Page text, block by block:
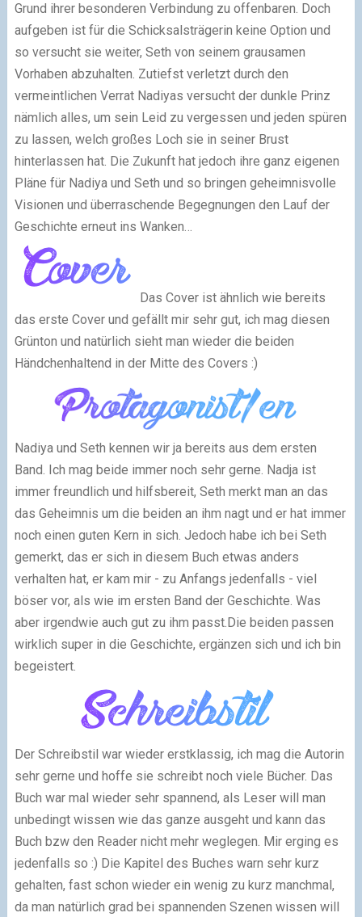
Grund ihrer besonderen Verbindung zu offenbaren. Doch
aufgeben ist für die Schicksalsträgerin keine Option und
so versucht sie weiter, Seth von seinem grausamen
Vorhaben abzuhalten. Zutiefst verletzt durch den
vermeintlichen Verrat Nadiyas versucht der dunkle Prinz
nämlich alles, um sein Leid zu vergessen und jeden spüren
zu lassen, welch großes Loch sie in seiner Brust
hinterlassen hat. Die Zukunft hat jedoch ihre ganz eigenen
Pläne für Nadiya und Seth und so bringen geheimnisvolle
Visionen und überraschende Begegnungen den Lauf der
Geschichte erneut ins Wanken…
Das Cover ist ähnlich wie bereits
das erste Cover und gefällt mir sehr gut, ich mag diesen
Grünton und natürlich sieht man wieder die beiden
Händchenhaltend in der Mitte des Covers :)
Nadiya und Seth kennen wir ja bereits aus dem ersten
Band. Ich mag beide immer noch sehr gerne. Nadja ist
immer freundlich und hilfsbereit, Seth merkt man an das
das Geheimnis um die beiden an ihm nagt und er hat immer
noch einen guten Kern in sich. Jedoch habe ich bei Seth
gemerkt, das er sich in diesem Buch etwas anders
verhalten hat, er kam mir - zu Anfangs jedenfalls - viel
böser vor, als wie im ersten Band der Geschichte. Was
aber irgendwie auch gut zu ihm passt.Die beiden passen
wirklich super in die Geschichte, ergänzen sich und ich bin
begeistert.
Der Schreibstil war wieder erstklassig, ich mag die Autorin
sehr gerne und hoffe sie schreibt noch viele Bücher. Das
Buch war mal wieder sehr spannend, als Leser will man
unbedingt wissen wie das ganze ausgeht und kann das
Buch bzw den Reader nicht mehr weglegen. Mir erging es
jedenfalls so :) Die Kapitel des Buches warn sehr kurz
gehalten, fast schon wieder ein wenig zu kurz manchmal,
da man natürlich grad bei spannenden Szenen wissen will